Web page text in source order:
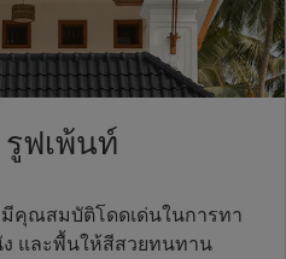
ฟเพ้นท์
คุณสมบัติโดดเด่นในการทา
และพื้นให้สีสวยทนทาน